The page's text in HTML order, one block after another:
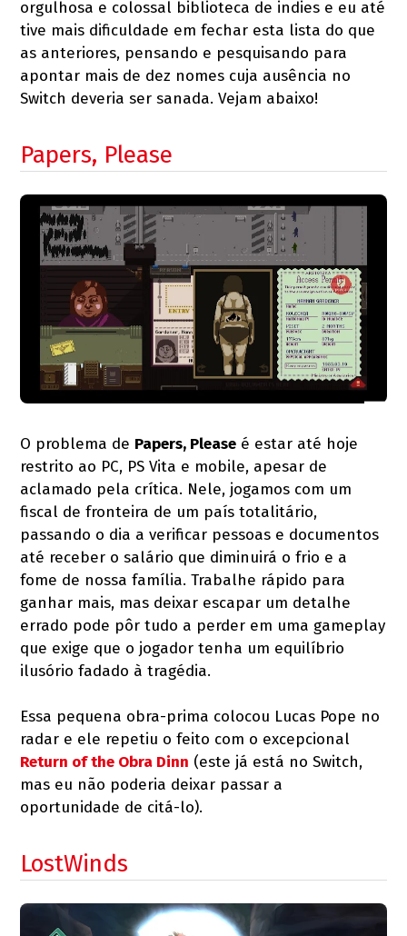
orgulhosa e colossal biblioteca de indies e eu até
tive mais dificuldade em fechar esta lista do que
as anteriores, pensando e pesquisando para
apontar mais de dez nomes cuja ausência no
Switch deveria ser sanada. Vejam abaixo!
Papers, Please
O problema de Papers, Please é estar até hoje
restrito ao PC, PS Vita e mobile, apesar de
aclamado pela crítica. Nele, jogamos com um
fiscal de fronteira de um país totalitário,
passando o dia a verificar pessoas e documentos
até receber o salário que diminuirá o frio e a
fome de nossa família. Trabalhe rápido para
ganhar mais, mas deixar escapar um detalhe
errado pode pôr tudo a perder em uma gameplay
que exige que o jogador tenha um equilíbrio
ilusório fadado à tragédia.
Essa pequena obra-prima colocou Lucas Pope no
radar e ele repetiu o feito com o excepcional
Return of the Obra Dinn (este já está no Switch,
mas eu não poderia deixar passar a
oportunidade de citá-lo).
LostWinds